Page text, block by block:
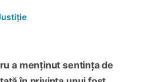
a menținut sentința de